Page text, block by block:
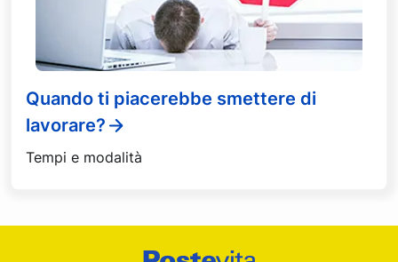
Quando ti piacerebbe smettere di
lavorare?
Tempi e modalità